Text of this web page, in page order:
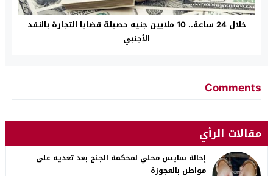
خلال 24 ساعة.. 10 ملايين جنيه حصيلة قضايا التجارة بالنقد
الأجنبي
Comments
مقالات الرأي
إحالة سايس محلي لمحكمة الجنح بعد تعديه على
مواطن بالعجوزة